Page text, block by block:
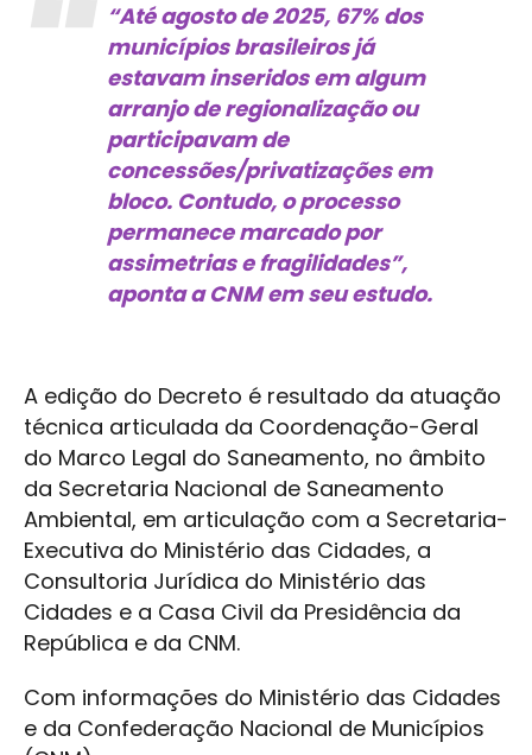
“Até agosto de 2025, 67% dos
municípios brasileiros já
estavam inseridos em algum
arranjo de regionalização ou
participavam de
concessões/privatizações em
bloco. Contudo, o processo
permanece marcado por
assimetrias e fragilidades”,
aponta a CNM em seu estudo.
A edição do Decreto é resultado da atuação
técnica articulada da Coordenação-Geral
do Marco Legal do Saneamento, no âmbito
da Secretaria Nacional de Saneamento
Ambiental, em articulação com a Secretaria-
Executiva do Ministério das Cidades, a
Consultoria Jurídica do Ministério das
Cidades e a Casa Civil da Presidência da
República e da CNM.
Com informações do Ministério das Cidades
e da Confederação Nacional de Municípios